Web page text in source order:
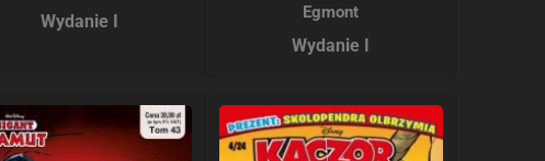
Wydanie I Egmont
Wydanie I